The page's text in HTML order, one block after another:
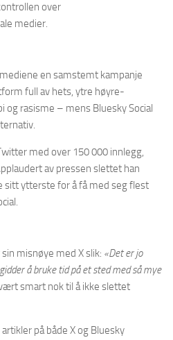
over
medier.
en samstemt kampanje
full av hets, ytre høyre-
og rasisme – mens Bluesky Social
med over 150 000 innlegg,
av pressen slettet han
ytterste for å få med seg flest
misnøye med X slik: «Det er jo
å bruke tid på et sted med så mye
smart nok til å ikke slettet
på både X og Bluesky